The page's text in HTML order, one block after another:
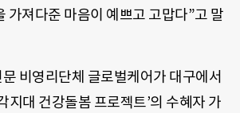
가져다준 마음이 예쁘고 고맙다”고 말
비영리단체 글로벌케어가 대구에서
지대 건강돌봄 프로젝트’의 수혜자 가